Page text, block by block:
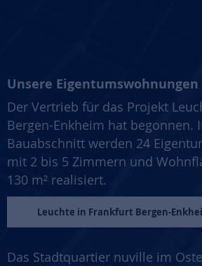
Unsere Eigentumswohnungen
Der Vertrieb für das Projekt
Bergen-Enkheim hat begonnen.
Bauabschnitt werden 24
mit 2 bis 5 Zimmern und
130 m² realisiert.
Leuchte in Frankfurt Bergen-
Das Stadtquartier nuville im